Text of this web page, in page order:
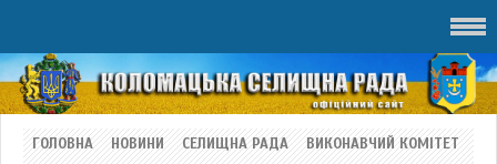
ГОЛОВНА НОВИНИ СЕЛИЩНА РАДА
ВИКОНАВЧИЙ КОМІТЕТ